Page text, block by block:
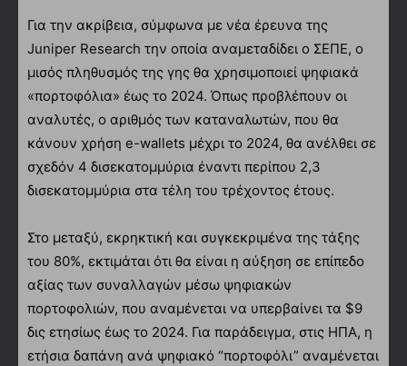
Για την ακρίβεια, σύμφωνα με νέα έρευνα της
Juniper Research την οποία αναμεταδίδει ο ΣΕΠΕ, ο
μισός πληθυσμός της γης θα χρησιμοποιεί ψηφιακά
«πορτοφόλια» έως το 2024. Όπως προβλέπουν οι
αναλυτές, ο αριθμός των καταναλωτών, που θα
κάνουν χρήση e-wallets μέχρι το 2024, θα ανέλθει σε
σχεδόν 4 δισεκατομμύρια έναντι περίπου 2,3
δισεκατομμύρια στα τέλη του τρέχοντος έτους.
Στο μεταξύ, εκρηκτική και συγκεκριμένα της τάξης
του 80%, εκτιμάται ότι θα είναι η αύξηση σε επίπεδο
αξίας των συναλλαγών μέσω ψηφιακών
πορτοφολιών, που αναμένεται να υπερβαίνει τα $9
δις ετησίως έως το 2024. Για παράδειγμα, στις ΗΠΑ, η
ετήσια δαπάνη ανά ψηφιακό “πορτοφόλι” αναμένεται